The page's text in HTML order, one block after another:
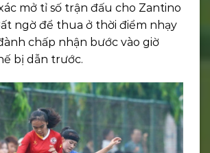
mở tỉ số trận đấu cho Zantino
ngờ để thua ở thời điểm nhạy
chấp nhận bước vào giờ
bị dẫn trước.